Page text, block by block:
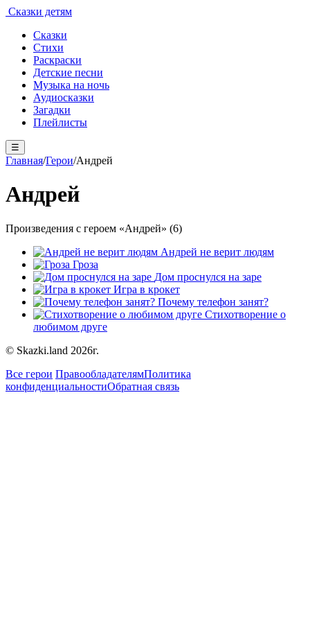
Сказки детям
Сказки
Стихи
Раскраски
Детские песни
Музыка на ночь
Аудиосказки
Загадки
Плейлисты
☰
Главная/Герои/Андрей
Андрей
Произведения с героем «Андрей» (6)
Андрей не верит людям
Гроза
Дом проснулся на заре
Игра в крокет
Почему телефон занят?
Стихотворение о
любимом друге
© Skazki.land 2026г.
Все герои ПравообладателямПолитика
конфиденциальностиОбратная связь